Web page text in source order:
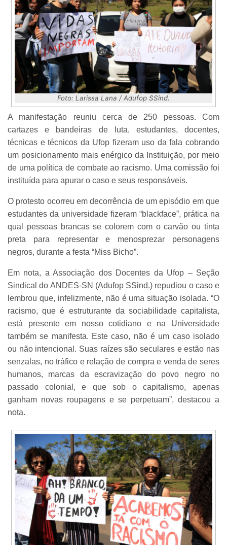
Foto: Larissa Lana / Adufop SSind.
A manifestação reuniu cerca de 250 pessoas. Com
cartazes e bandeiras de luta, estudantes, docentes,
técnicas e técnicos da Ufop fizeram uso da fala cobrando
um posicionamento mais enérgico da Instituição, por meio
de uma política de combate ao racismo. Uma comissão foi
instituída para apurar o caso e seus responsáveis.
O protesto ocorreu em decorrência de um episódio em que
estudantes da universidade fizeram “blackface”, prática na
qual pessoas brancas se colorem com o carvão ou tinta
preta para representar e menosprezar personagens
negros, durante a festa “Miss Bicho”.
Em nota, a Associação dos Docentes da Ufop – Seção
Sindical do ANDES-SN (Adufop SSind.) repudiou o caso e
lembrou que, infelizmente, não é uma situação isolada. “O
racismo, que é estruturante da sociabilidade capitalista,
está presente em nosso cotidiano e na Universidade
também se manifesta. Este caso, não é um caso isolado
ou não intencional. Suas raízes são seculares e estão nas
senzalas, no tráfico e relação de compra e venda de seres
humanos, marcas da escravização do povo negro no
passado colonial, e que sob o capitalismo, apenas
ganham novas roupagens e se perpetuam”, destacou a
nota.